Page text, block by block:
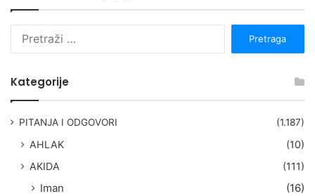
Kategorije
PITANJA I ODGOVORI (1.187)
AHLAK
(10)
AKIDA
(111)
Iman
(16)